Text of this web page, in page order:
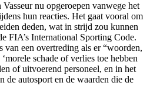
nu opgeroepen vanwege het
hun reacties. Het gaat vooral om
deden, wat in strijd zou kunnen
FIA’s International Sporting Code.
van een overtreding als er “woorden,
schade of verlies toe hebben
of uitvoerend personeel, en in het
de autosport en de waarden die de